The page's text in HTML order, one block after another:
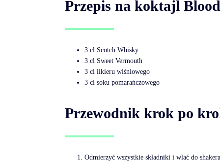
Przepis na koktajl
3 cl Scotch Whisky
3 cl Sweet Vermouth
3 cl likieru wiśniowego
3 cl soku pomarańczowego
Przewodnik krok po
Odmierzyć wszystkie składniki i wlać do